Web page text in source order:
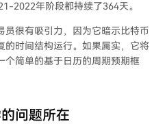
2022年阶段都持续了364天。
员很有吸引力，因为它暗示比特币
的时间结构运行。如果属实，它将
个简单的基于日历的周期预期框
问题所在